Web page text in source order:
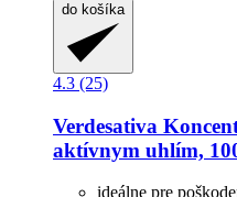
do košíka
4.3 (25)
Verdesativa
aktívnym uhlím,
ideálne pre